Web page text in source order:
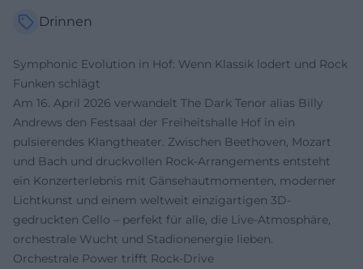
Drinnen
Symphonic Evolution in Hof: Wenn Klassik lodert und Rock
Funken schlägt
Am 16. April 2026 verwandelt The Dark Tenor alias Billy
Andrews den Festsaal der Freiheitshalle Hof in ein
pulsierendes Klangtheater. Zwischen Beethoven, Mozart
und Bach und druckvollen Rock-Arrangements entsteht
ein Konzerterlebnis mit Gänsehautmomenten, moderner
Lichtkunst und einem weltweit einzigartigen 3D-
gedruckten Cello – perfekt für alle, die Live-Atmosphäre,
orchestrale Wucht und Stadionenergie lieben.
Orchestrale Power trifft Rock-Drive